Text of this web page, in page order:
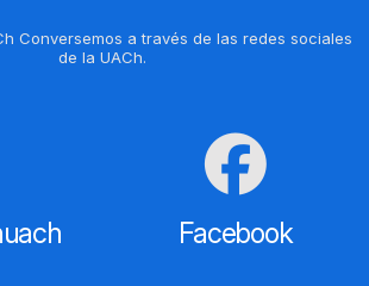
Conversemos a través de las redes sociales
de la UACh.
Facebook